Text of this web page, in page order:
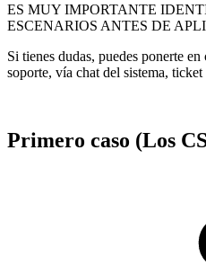
ES MUY IMPORTANTE
ESCENARIOS ANTES DE
Si tienes dudas, puedes ponerte
soporte, vía chat del sistema,
Primero caso (Los